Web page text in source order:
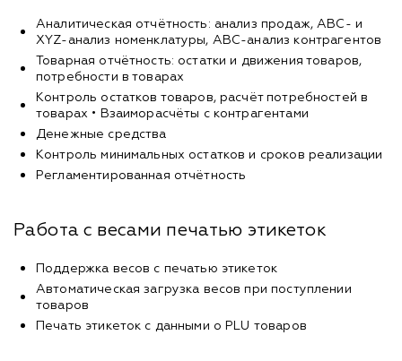
Аналитическая отчётность: анализ продаж, ABC- и
XYZ-анализ номенклатуры, ABC-анализ контрагентов
Товарная отчётность: остатки и движения товаров,
потребности в товарах
Контроль остатков товаров, расчёт потребностей в
товарах • Взаиморасчёты с контрагентами
Денежные средства
Контроль минимальных остатков и сроков реализации
Регламентированная отчётность
Работа с весами печатью этикеток
Поддержка весов с печатью этикеток
Автоматическая загрузка весов при поступлении
товаров
Печать этикеток с данными о PLU товаров